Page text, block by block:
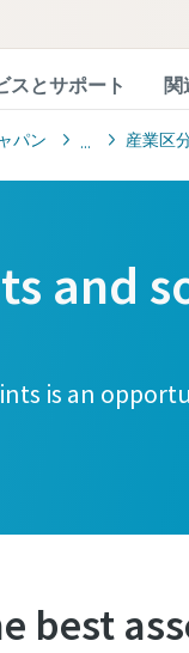
スとサポート 関
パン 産業区
and
is an
best